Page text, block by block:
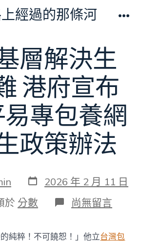
經過的那條河
層解決生
港府宣布
易專包養網
政策辦法
發
表
日
期
2026 年 2 月 11 日
於 分數 在
〈協
基
尚無留言
的純粹！不可饒恕！」他立台灣包